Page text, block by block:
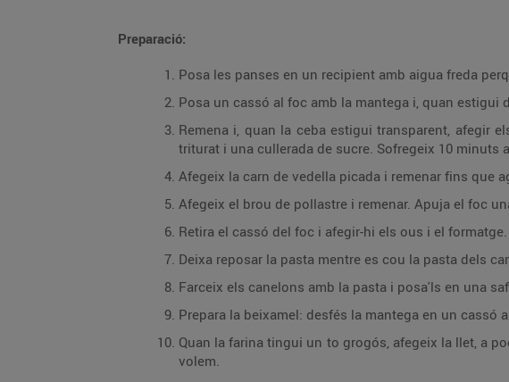
Preparació:
Posa les panses en un recipient amb aigua freda
Posa un cassó al foc amb la mantega i, quan estigui
Remena i, quan la ceba estigui transparent, afegir
triturat i una cullerada de sucre. Sofregeix 10 minuts
Afegeix la carn de vedella picada i remenar fins que
Afegeix el brou de pollastre i remenar. Apuja el foc
Retira el cassó del foc i afegir-hi els ous i el
Deixa reposar la pasta mentre es cou la pasta dels
Farceix els canelons amb la pasta i posa'ls en una
Prepara la beixamel: desfés la mantega en un cassó
Quan la farina tingui un to grogós, afegeix la llet, a
volem.